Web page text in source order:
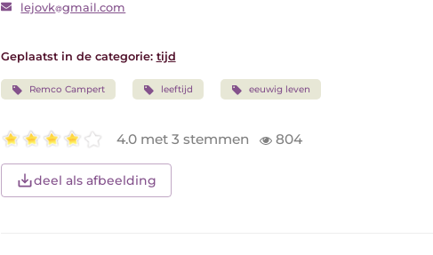
lejovk gmail.com
Geplaatst in de categorie: tijd
Remco Campert leeftijd eeuwig leven
4.0 met 3 stemmen 804
deel als afbeelding